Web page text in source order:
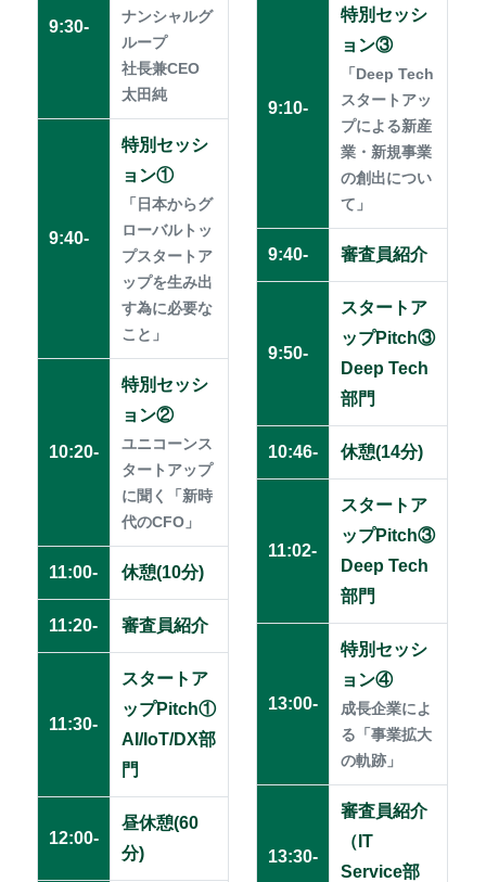
9:30-
ナンシャルグ
ループ
社長兼CEO
太田純
9:40-
特別セッシ
ョン①
「日本からグ
ローバルトッ
プスタートア
ップを生み出
す為に必要な
こと」
10:20-
特別セッシ
ョン②
ユニコーンス
タートアップ
に聞く「新時
代のCFO」
11:00- 休憩(10分)
11:20- 審査員紹介
11:30-
スタートア
ップPitch①
AI/IoT/DX部
門
12:00-
昼休憩(60
分)
9:10-
特別セッシ
ョン③
「Deep Tech
スタートアッ
プによる新産
業・新規事業
の創出につい
て」
9:40- 審査員紹介
9:50-
スタートア
ップPitch③
Deep Tech
部門
10:46- 休憩(14分)
11:02-
スタートア
ップPitch③
Deep Tech
部門
13:00-
特別セッシ
ョン④
成長企業によ
る「事業拡大
の軌跡」
13:30-
審査員紹介
（IT
Service部